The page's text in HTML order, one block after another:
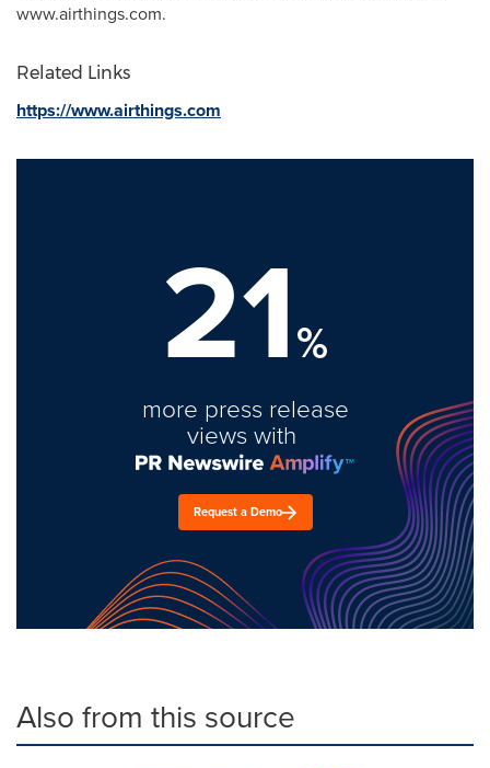
www.airthings.com.
Related Links
https://www.airthings.com
21%
more press release
views with
Request a Demo
Also from this source